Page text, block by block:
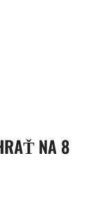
NA 8